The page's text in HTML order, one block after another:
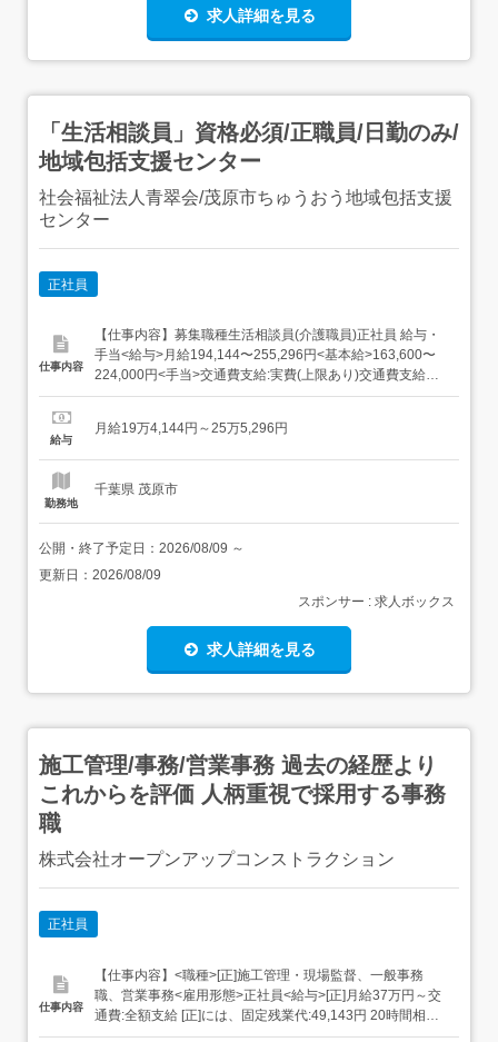
求人詳細を見る
「生活相談員」資格必須/正職員/日勤のみ/
地域包括支援センター
社会福祉法人青翠会/茂原市ちゅうおう地域包括支援
センター
正社員
仕事内容
【仕事内容】募集職種生活相談員(介護職員)正社員 給与・
手当<給与>月給194,144〜255,296円<基本給>163,600〜
224,000円<手当>交通費支給:実費(上限あり)交通費支給月
額:16,000円特殊業務手当:10,000円調整手当:6,544〜8,896
資格資格必須:社...
給与
月給19万4,144円～25万5,296円
勤務地
千葉県 茂原市
公開・終了予定日： 2026/08/09 ～
更新日： 2026/08/09
スポンサー : 求人ボックス
求人詳細を見る
施工管理/事務/営業事務 過去の経歴より
これからを評価 人柄重視で採用する事務
職
株式会社オープンアップコンストラクション
正社員
仕事内容
【仕事内容】<職種>[正]施工管理・現場監督、一般事務
職、営業事務<雇用形態>正社員<給与>[正]月給37万円～交
通費:全額支給 [正]には、固定残業代:49,143円 20時間相当
分が含まれます。 上記を超えて残業をした場合は、別途残